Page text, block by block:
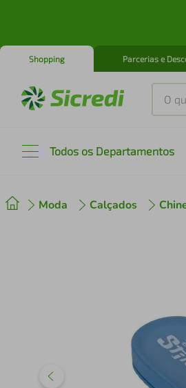
Shopping Parcerias e
O que
Todos os Departamentos
Moda Calçados2
º